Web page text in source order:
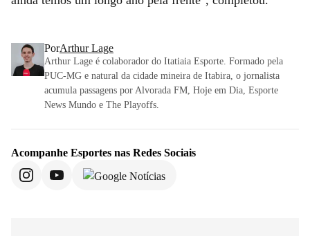
PorArthur Lage
Arthur Lage é colaborador do Itatiaia Esporte. Formado pela
PUC-MG e natural da cidade mineira de Itabira, o jornalista
acumula passagens por Alvorada FM, Hoje em Dia, Esporte
News Mundo e The Playoffs.
Acompanhe Esportes nas Redes Sociais